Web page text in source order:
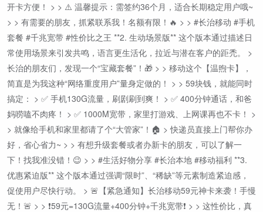
开卡方便！ > > ⚠️ 温馨提示：需签约36个月，适合长期稳定用户哦~
> > 有需要的朋友，抓紧联系我！名额有限！🔥 > > #长治移动 #手机
套餐 #千兆宽带 #性价比之王 **2. 生动场景版** 这个版本通过描述日
常使用场景来引发共鸣，语言更生活化，拉近与潜在客户的距禿。 >
长治的朋友们，发现一个“宝藏套餐”！🎁 > > 移动这个【温煦卡】，
简直是为我这种“网络重度用户”量身定做的！ > > 59块钱，就能同时
搞定： > ✅ 手机130G流量，刷剧刷到爽！ > ✅ 400分钟通话，和爸
妈唠嗑不肉疼！ > ✅ 1000M宽带，家里打游戏、上网课再也不卡！ >
> 就像给手机和家里都请了个“大管家”！🏠 > 快递员直接上门帮你办
好，省心省力~ > > 有想升级套餐或者办新卡的朋友，可以了解一
下！找我准没错！😉 > > #生活好物分享 #长治本地 #移动福利 **3.
优惠紧迫版** 这个版本通过强调“限时”、“稀缺”等元素制造紧迫感，
促使用户尽快行动。 > 🚨【紧急通知】长治移动59元神卡来袭！手慢
无！🚨 > > ❗️59元=130G流量+400分钟+千兆宽带❗️ > > 这性价比，真